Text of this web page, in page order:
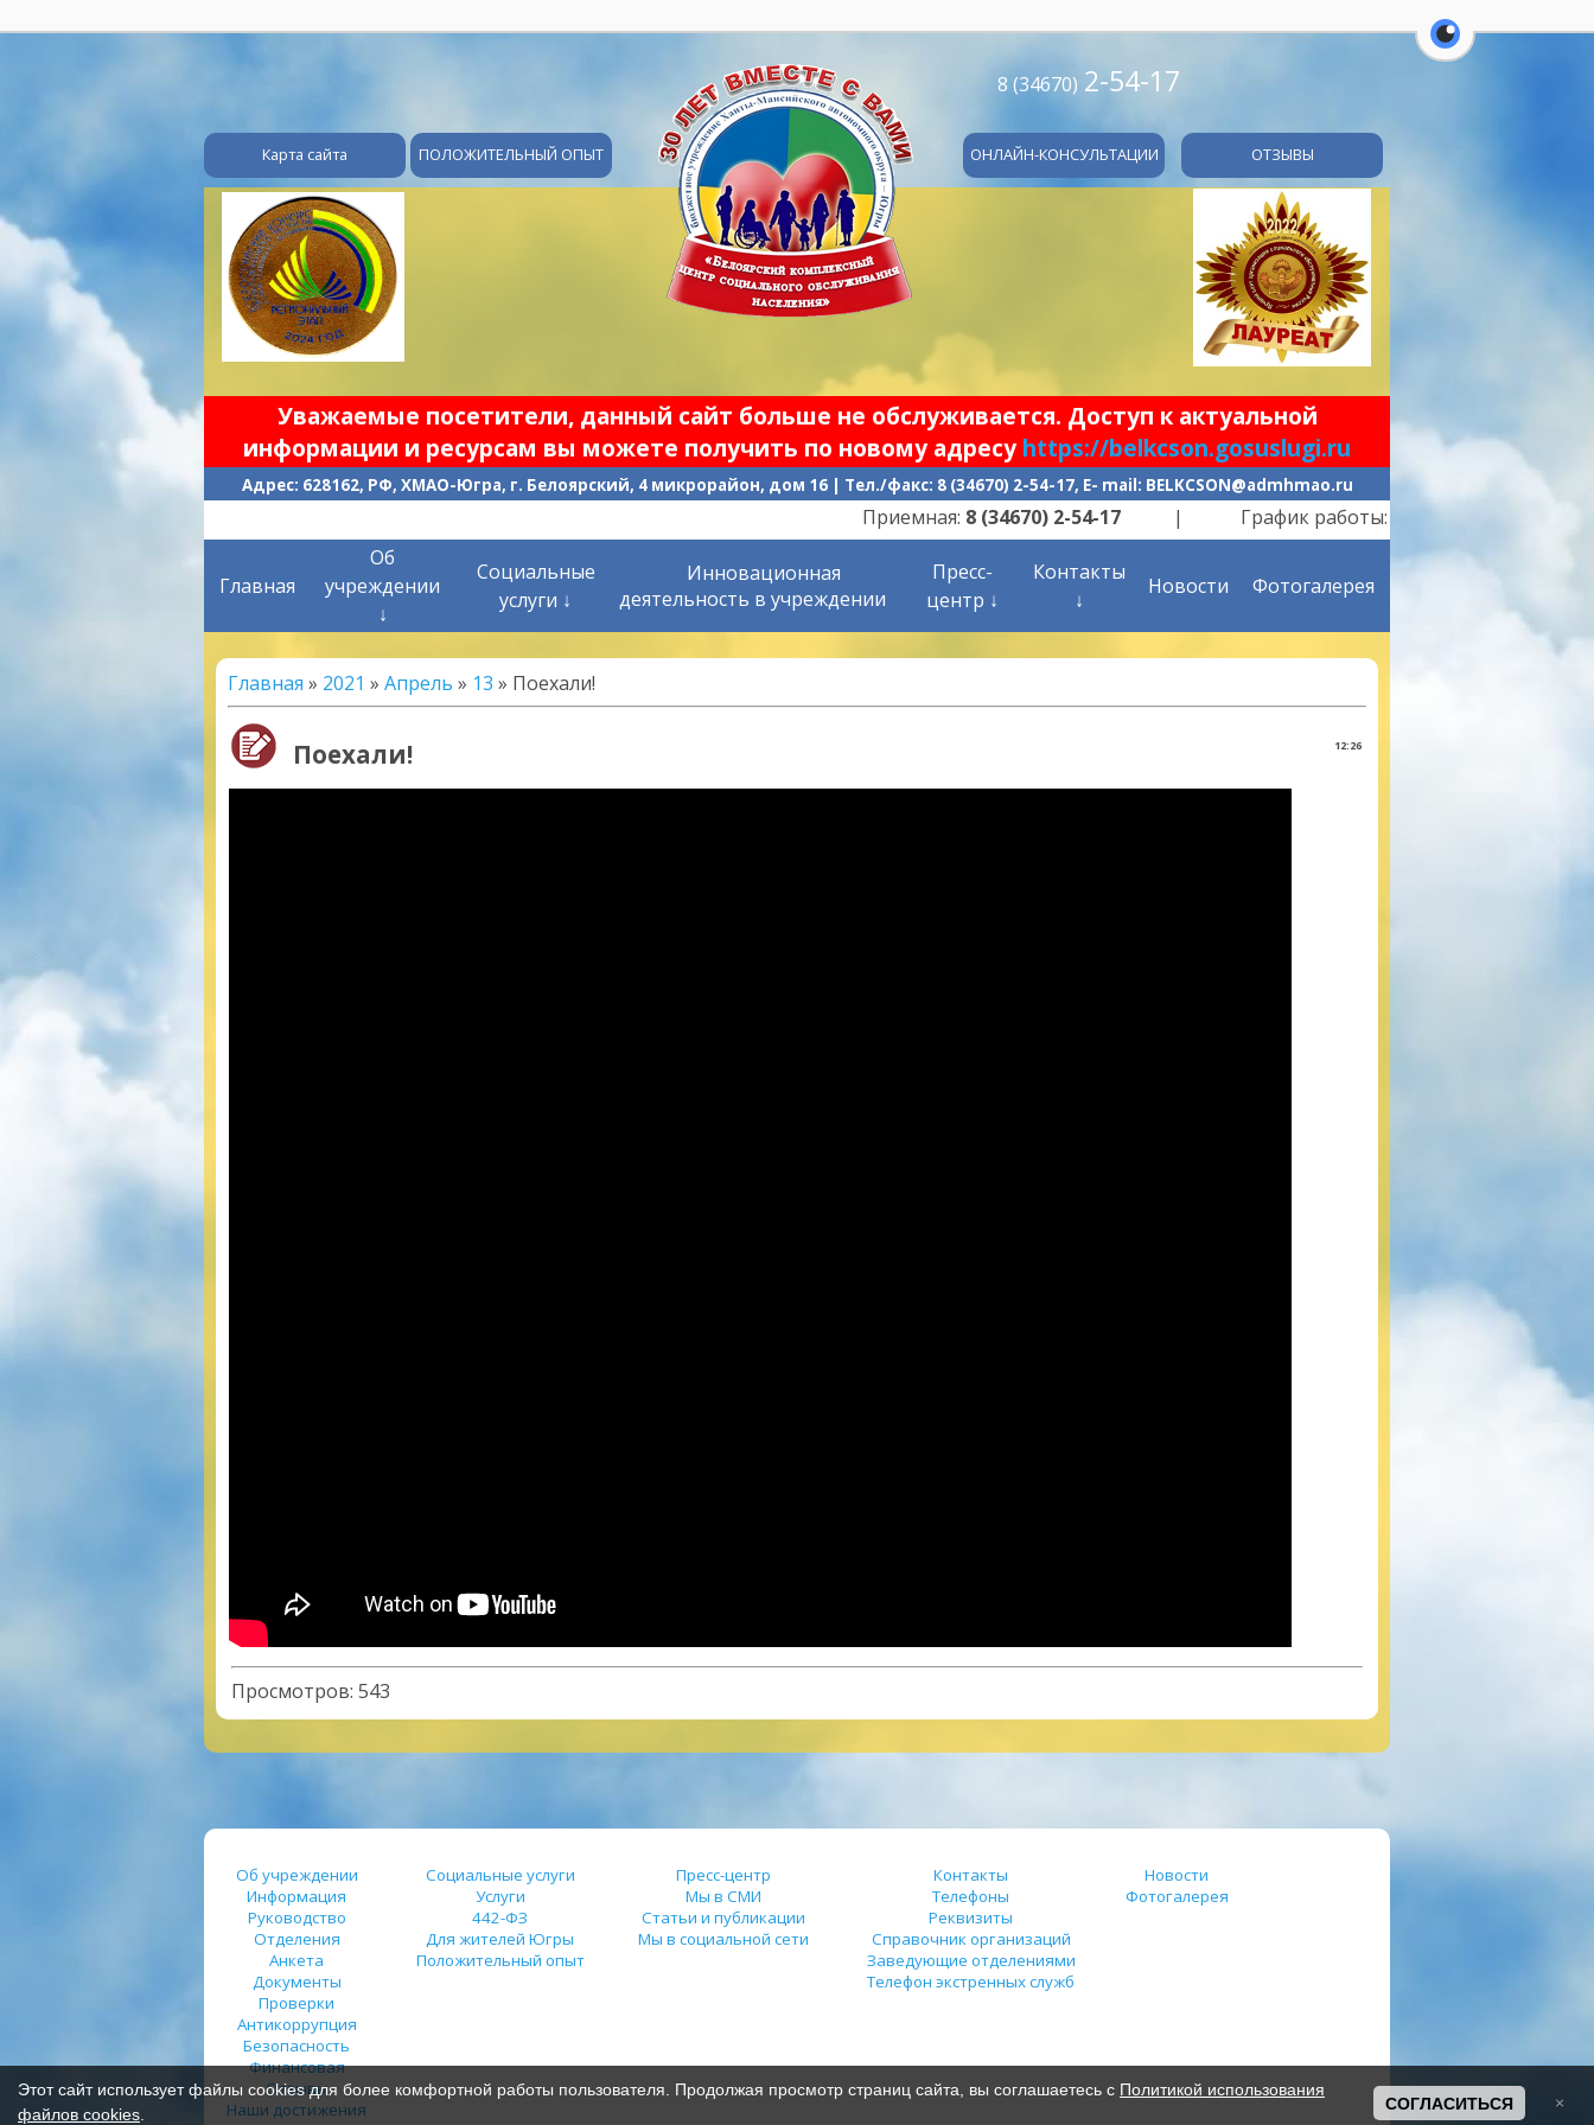
перейти на
8 (34670) 2-54-17
Карта сайта ПОЛОЖИТЕЛЬНЫЙ ОПЫТ ОНЛАЙН-КОНСУЛЬТАЦИИ ОТЗЫВЫ
Уважаемые посетители, данный сайт больше не обслуживается. Доступ к актуальной
информации и ресурсам вы можете получить по новому адресуhttps://belkcson.gosuslugi.ru
Адрес: 628162, РФ, ХМАО-Югра, г. Белоярский, 4 микрорайон, дом 16 | Тел./факс: 8 (34670) 2-54-17, E- mail: BELKCSON@admhmao.ru
Приемная:8 (34670) 2-54-17| График работы: ПН-ПТ -
Главная
Об
учреждении
↓
Социальные
услуги ↓
Инновационная
деятельность в учреждении
Пресс-
центр ↓
Контакты
↓
Новости Фотогалерея
Главная » 2021 » Апрель » 13 » Поехали!
12:26
Поехали!
Просмотров: 543
Об учреждении
Информация
Руководство
Отделения
Анкета
Документы
Проверки
Антикоррупция
Безопасность
Финансовая
Отзывы
Наши достижения
Социальные услуги
Услуги
442-ФЗ
Для жителей Югры
Положительный опыт
Пресс-центр
Мы в СМИ
Статьи и публикации
Мы в социальной сети
Контакты
Телефоны
Реквизиты
Справочник организаций
Заведующие отделениями
Телефон экстренных служб
Новости
Фотогалерея
Этот сайт использует файлы cookies для более комфортной работы пользователя. Продолжая просмотр страниц сайта, вы соглашаетесь с Политикой использования
файлов cookies
СОГЛАСИТЬСЯ